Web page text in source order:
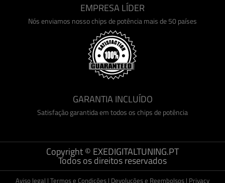
EMPRESA LÍDER
Nós enviamos nosso chips de potência mais de 50 países
GARANTIA INCLUÍDO
Satisfação garantida em todos os chips de potência
Copyright © EXEDIGITALTUNING.PT
Todos os direitos reservados
Aviso legal | Termos e Condições | Devoluções e Reembolsos | Privacy